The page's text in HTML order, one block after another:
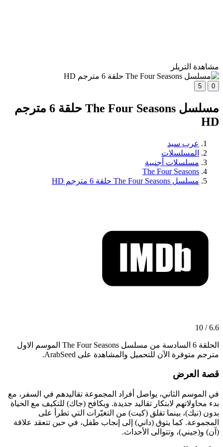
مشاهدة التريلر
0
5
مسلسل The Four Seasons حلقة 6 مترجم
HD
عرب سيد
المسلسلات
مسلسلات أجنبية
The Four Seasons
مسلسل The Four Seasons حلقة 6 مترجم HD
6.6 / 10
الحلقة 6 السادسة من مسلسل The Four Seasons الموسم الاول
مترجم متوفرة الآن للتحميل والمشاهدة على ArabSeed.
قصة العرض
في الموسم الثاني، يواصل أفراد المجموعة تقاليدهم في السفر، مع
بدء محاولاتهم لابتكار تقاليد جديدة. ويكافح (جاك) للتكيف مع الحياة
بدون (نيك)، بينما تقلق (كيت) من التغيّرات التي تطرأ على
المجموعة. كما يتوق (داني) إلى إنجاب طفل، في حين تتعقد علاقة
(آن) و(جيني)، وتتوالى الأحداث.